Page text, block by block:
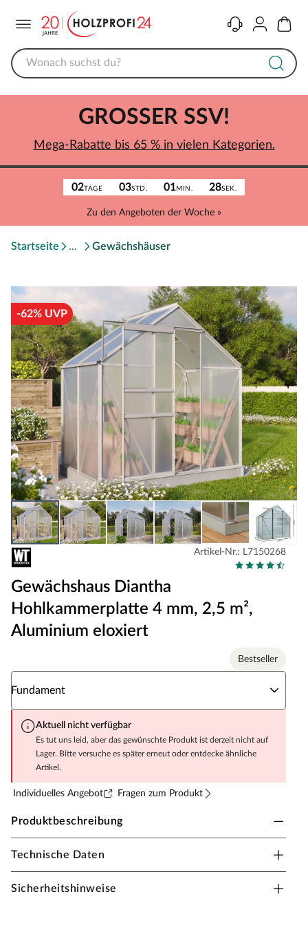
KontaktKonto
02TAGE 03STD. 01MIN. 28SEK.
Zu den Angeboten der Woche »
GROSSER SSV!
Mega-Rabatte bis 65 % in vielen Kategorien.
Startseite Gewächshäuser
-62% UVP
Artikel-Nr.: L7150268
Gewächshaus Diantha
Hohlkammerplatte 4 mm, 2,5 m²,
Aluminium eloxiert
Bestseller
Fundament
Aktuell nicht verfügbar
Es tut uns leid, aber das gewünschte Produkt ist derzeit nicht auf
Lager. Bitte versuche es später erneut oder entdecke ähnliche
Artikel.
Individuelles Angebot Fragen zum Produkt
Produktbeschreibung
WOODTEX Gewächshaus "Diantha" wahlweise
mit Stahlfundament
Technische Daten
Sicherheitshinweise